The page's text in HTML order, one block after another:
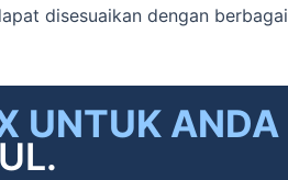
disesuaikan dengan
UNTUK ANDA